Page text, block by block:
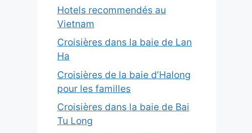
Hotels recommendés au
Vietnam
Croisières dans la baie de Lan
Ha
Croisières de la baie d’Halong
pour les familles
Croisières dans la baie de Bai
Tu Long